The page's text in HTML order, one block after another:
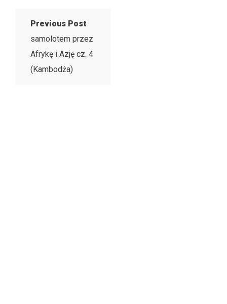
Previous Post
samolotem przez
Afrykę i Azję cz. 4
(Kambodża)